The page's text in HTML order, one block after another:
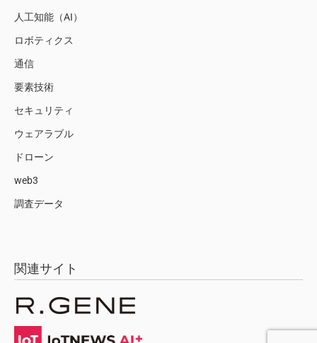
人工知能（AI）
ロボティクス
通信
要素技術
セキュリティ
ウェアラブル
ドローン
web3
調査データ
関連サイト